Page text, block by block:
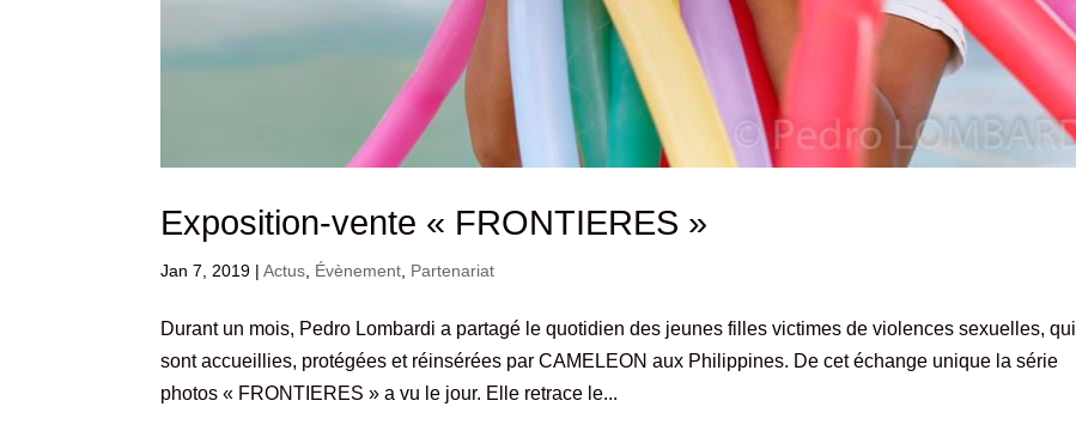
Exposition-vente « FRONTIERES »
Jan 7, 2019 |Actus, Évènement, Partenariat
Durant un mois, Pedro Lombardi a partagé le quotidien des jeunes filles victimes de violences sexuelles, qui
sont accueillies, protégées et réinsérées par CAMELEON aux Philippines. De cet échange unique la série
photos « FRONTIERES » a vu le jour. Elle retrace le...